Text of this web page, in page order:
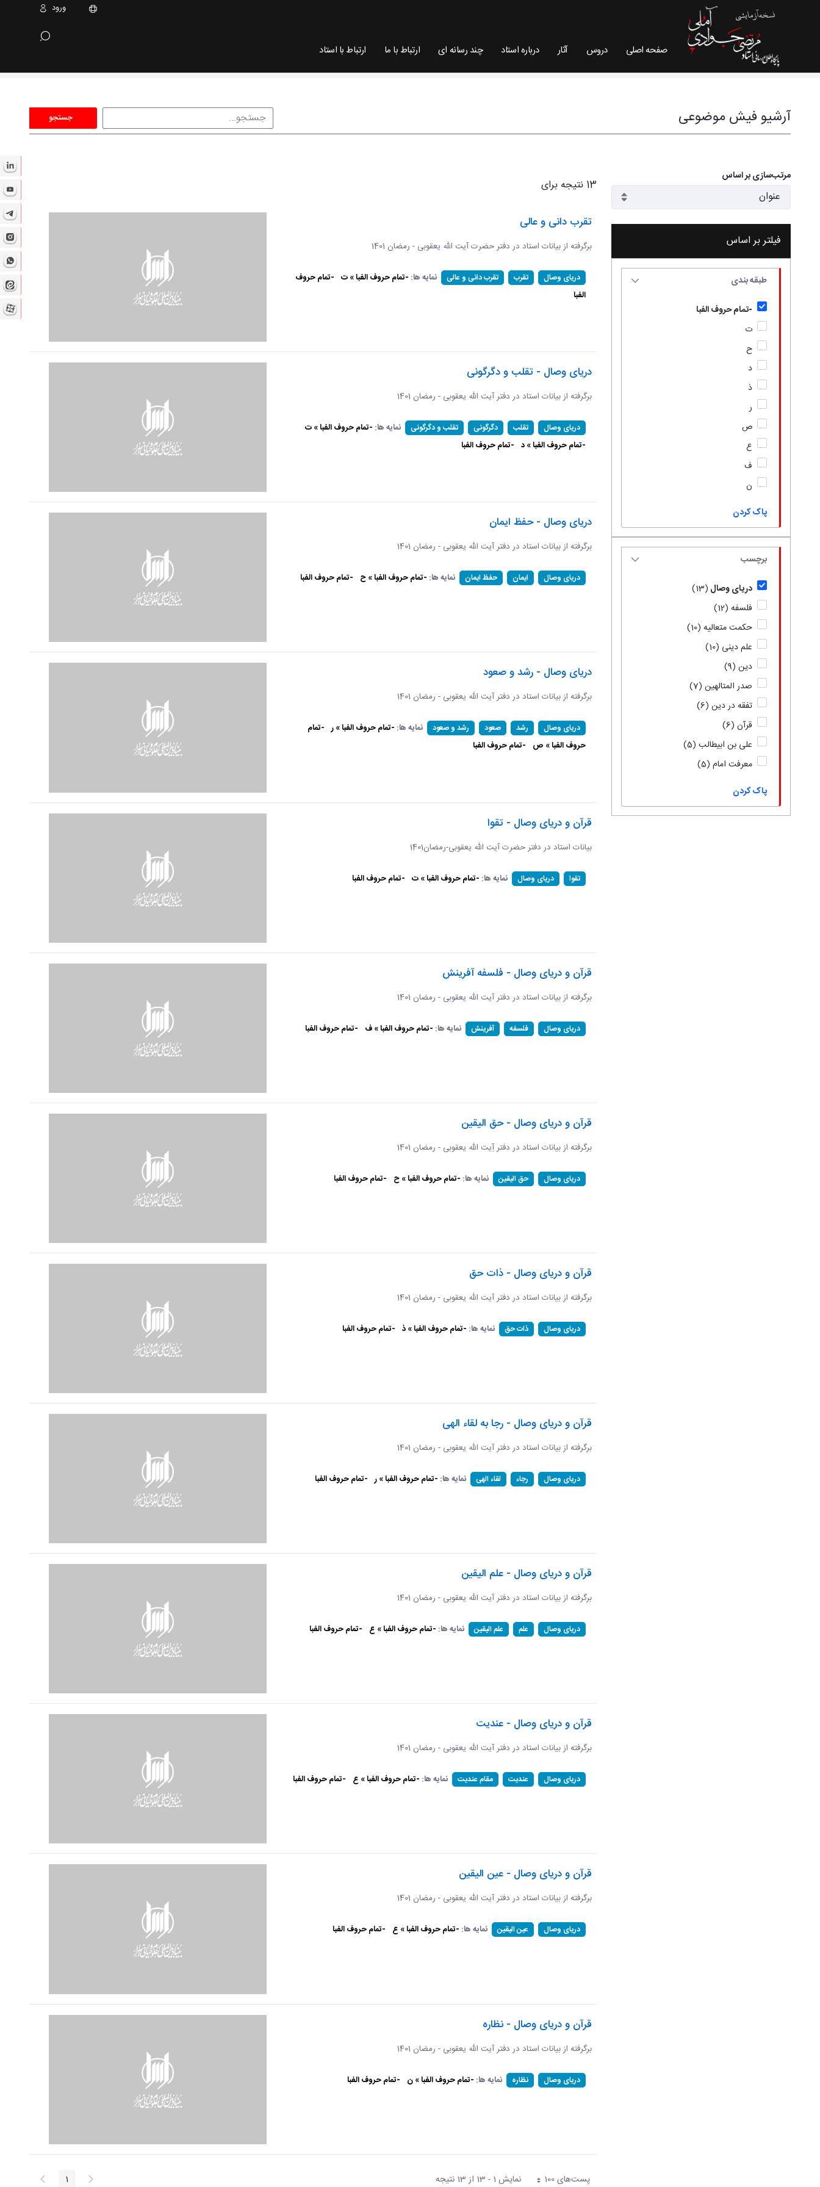
ورود
صفحه اصلی دروس آثار درباره استاد چند رسانه ای ارتباط با ما ارتباط با استاد
آرشیو فیش موضوعی
جستجو
مرتب‌سازی بر اساس
فیلتر بر اساس
طبقه بندی
-تمام حروف الفبا
ت
ح
د
ذ
ر
ص
ع
ف
ن
پاک کردن
برچسب
دریای وصال (13)
فلسفه (12)
حکمت متعالیه (10)
علم دینی (10)
دین (9)
صدر المتالهین (7)
تفقه در دین (6)
قرآن (6)
علی بن ابیطالب (5)
معرفت امام (5)
پاک کردن
13 نتیجه برای
تقرب دانی و عالی
برگرفته از بیانات استاد در دفتر حضرت آیت الله یعقوبی - رمضان 1401
دریای وصال تقرب تقرب دانی و عالی نمایه ها: -تمام حروف الفبا » ت -تمام حروف
الفبا
دریای وصال - تقلب و دگرگونی
برگرفته از بیانات استاد در دفتر آیت الله یعقوبی - رمضان 1401
دریای وصال تقلب دگرگونی تقلب و دگرگونی نمایه ها: -تمام حروف الفبا » ت
-تمام حروف الفبا » د -تمام حروف الفبا
دریای وصال - حفظ ایمان
برگرفته از بیانات استاد در دفتر آیت الله یعقوبی - رمضان 1401
دریای وصال ایمان حفظ ایمان نمایه ها: -تمام حروف الفبا » ح -تمام حروف الفبا
دریای وصال - رشد و صعود
برگرفته از بیانات استاد در دفتر آیت الله یعقوبی - رمضان 1401
دریای وصال رشد صعود رشد و صعود نمایه ها: -تمام حروف الفبا » ر -تمام
حروف الفبا » ص -تمام حروف الفبا
قرآن و دریای وصال - تقوا
بیانات استاد در دفتر حضرت آیت الله یعقوبی-رمضان1401
تقوا دریای وصال نمایه ها: -تمام حروف الفبا » ت -تمام حروف الفبا
قرآن و دریای وصال - فلسفه آفرینش
برگرفته از بیانات استاد در دفتر آیت الله یعقوبی - رمضان 1401
دریای وصال فلسفه آفرینش نمایه ها: -تمام حروف الفبا » ف -تمام حروف الفبا
قرآن و دریای وصال - حق الیقین
برگرفته از بیانات استاد در دفتر آِیت الله یعقوبی - رمضان 1401
دریای وصال حق الیقین نمایه ها: -تمام حروف الفبا » ح -تمام حروف الفبا
قرآن و دریای وصال - ذات حق
برگرفته از بیانات استاد در دفتر آیت الله یعقوبی - رمضان 1401
دریای وصال ذات حق نمایه ها: -تمام حروف الفبا » ذ -تمام حروف الفبا
قرآن و دریای وصال - رجا به لقاء الهی
برگرفته از بیانات استاد در دفتر آیت الله یعقوبی - رمضان 1401
دریای وصال رجاء لقاء الهی نمایه ها: -تمام حروف الفبا » ر -تمام حروف الفبا
قرآن و دریای وصال - علم الیقین
برگرفته از بیانات استاد در دفتر آیت الله یعقوبی - رمضان 1401
دریای وصال علم علم الیقین نمایه ها: -تمام حروف الفبا » ع -تمام حروف الفبا
قرآن و دریای وصال - عندیت
برگرفته از بیانات استاد در دفتر آیت الله یعقوبی - رمضان 1401
دریای وصال عندیت مقام عندیت نمایه ها: -تمام حروف الفبا » ع -تمام حروف الفبا
قرآن و دریای وصال - عین الیقین
برگرفته از بیانات استاد در دفتر آیت الله یعقوبی - رمضان 1401
دریای وصال عین الیقین نمایه ها: -تمام حروف الفبا » ع -تمام حروف الفبا
قرآن و دریای وصال - نظاره
برگرفته از بیانات استاد در دفتر آیت الله یعقوبی - رمضان 1401
دریای وصال نظاره نمایه ها: -تمام حروف الفبا » ن -تمام حروف الفبا
پست‌‌های 100هر صفحه نمایش 1 - 13 از 13 نتیجه پیغام صفحه1 صفحه